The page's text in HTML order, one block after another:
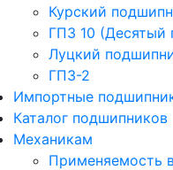
Курский
ГПЗ 10 (Десятый
Луцкий
ГПЗ-2
Импортные
Каталог подшипников
Механикам
Применяемость